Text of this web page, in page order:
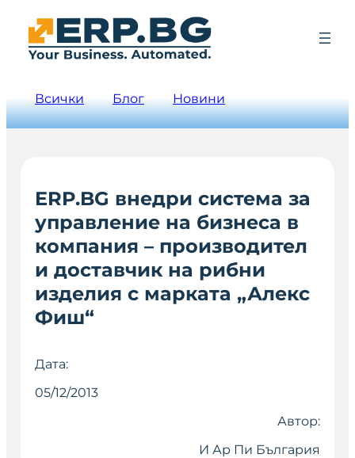
Всички Блог Новини
ERP.BG внедри система за
управление на бизнеса в
компания – производител
и доставчик на рибни
изделия с марката „Алекс
Фиш“
Дата:
05/12/2013
Автор:
И Ар Пи България